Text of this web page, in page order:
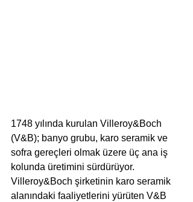
1748 yılında kurulan Villeroy&Boch
(V&B); banyo grubu, karo seramik ve
sofra gereçleri olmak üzere üç ana iş
kolunda üretimini sürdürüyor.
Villeroy&Boch şirketinin karo seramik
alanındaki faaliyetlerini yürüten V&B